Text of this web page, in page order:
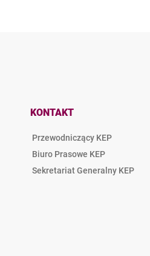
KONTAKT
Przewodniczący KEP
Biuro Prasowe KEP
Sekretariat Generalny KEP